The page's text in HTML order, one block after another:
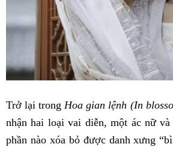
Trở lại trongHoa gian lệnh (In
nhận hai loại vai diễn, một ác nữ
phần nào xóa bỏ được danh xưng